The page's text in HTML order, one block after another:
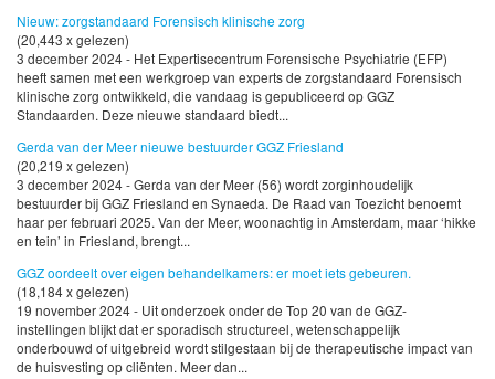
Nieuw: zorgstandaard Forensisch klinische zorg
(20,443 x gelezen)
3 december 2024 - Het Expertisecentrum Forensische Psychiatrie (EFP)
heeft samen met een werkgroep van experts de zorgstandaard Forensisch
klinische zorg ontwikkeld, die vandaag is gepubliceerd op GGZ
Standaarden. Deze nieuwe standaard biedt...
Gerda van der Meer nieuwe bestuurder GGZ Friesland
(20,219 x gelezen)
3 december 2024 - Gerda van der Meer (56) wordt zorginhoudelijk
bestuurder bij GGZ Friesland en Synaeda. De Raad van Toezicht benoemt
haar per februari 2025. Van der Meer, woonachtig in Amsterdam, maar ‘hikke
en tein’ in Friesland, brengt...
GGZ oordeelt over eigen behandelkamers: er moet iets gebeuren.
(18,184 x gelezen)
19 november 2024 - Uit onderzoek onder de Top 20 van de GGZ-
instellingen blijkt dat er sporadisch structureel, wetenschappelijk
onderbouwd of uitgebreid wordt stilgestaan bij de therapeutische impact van
de huisvesting op cliënten. Meer dan...